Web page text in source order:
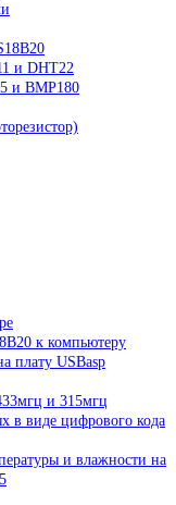
и DHT22
и BMP180
к компьютеру
плату USBasp
и 315мгц
в виде цифрового кода
и влажности на